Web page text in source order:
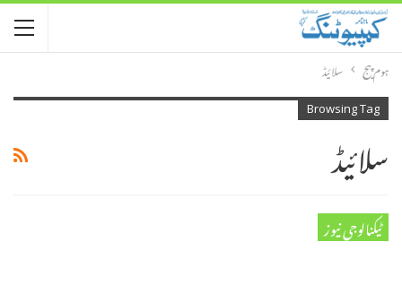
ہوم پیج سلائیڈ
Browsing Tag
سلائیڈ
ٹیکنالوجی نیوز